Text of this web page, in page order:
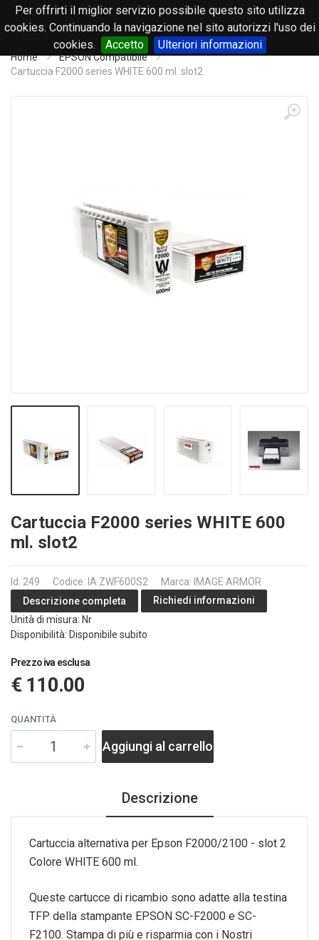
Per offrirti il miglior servizio possibile questo sito utilizza
cookies. Continuando la navigazione nel sito autorizzi l'uso dei
cookies.
Accetto Ulteriori informazioni
0
Home
EPSON Compatibile
Cartuccia F2000 series WHITE 600 ml. slot2
Cartuccia F2000 series WHITE 600
ml. slot2
Id: 249 Codice: IA.ZWF600S2
Marca: IMAGE ARMOR
Descrizione completa
Richiedi informazioni
Unità di misura: Nr
Disponibilità: Disponibile subito
Prezzo iva esclusa
€ 110.00
QUANTITÀ
Aggiungi al carrello
Descrizione
Cartuccia alternativa per Epson F2000/2100 - slot 2
Colore WHITE 600 ml.
Queste cartucce di ricambio sono adatte alla testina
TFP della stampante EPSON SC-F2000 e SC-
F2100. Stampa di più e risparmia con i Nostri